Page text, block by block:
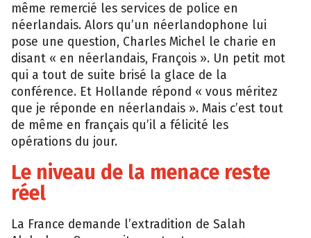
même remercié les services de police en
néerlandais. Alors qu’un néerlandophone lui
pose une question, Charles Michel le charie en
disant « en néerlandais, François ». Un petit mot
qui a tout de suite brisé la glace de la
conférence. Et Hollande répond « vous méritez
que je réponde en néerlandais ». Mais c’est tout
de même en français qu’il a félicité les
opérations du jour.
Le niveau de la menace reste
réel
La France demande l’extradition de Salah